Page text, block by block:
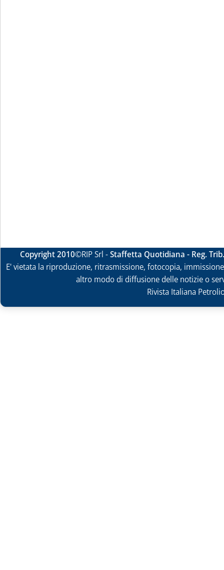
Copyright 2010©RIP Srl -Staffetta Quotidiana - Reg.
E' vietata la riproduzione, ritrasmissione, fotocopia,
altro modo di diffusione delle notizie o
Rivista Italiana